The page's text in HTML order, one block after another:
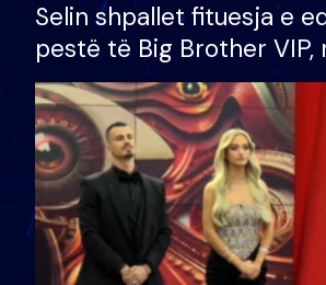
Selin shpallet fituesja e
pestë të Big Brother VIP,
çmimin e madh prej 100